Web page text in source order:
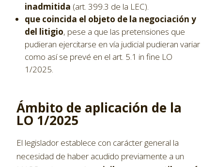
inadmitida (art. 399.3 de la LEC).
que coincida el objeto de la negociación y
del litigio, pese a que las pretensiones que
pudieran ejercitarse en vía judicial pudieran variar
como así se prevé en el art. 5.1 in fine LO
1/2025.
Ámbito de aplicación de la
LO 1/2025
El legislador establece con carácter general la
necesidad de haber acudido previamente a un